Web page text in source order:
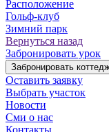
Расположение
Гольф-клуб
Зимний парк
Вернуться назад
Забронировать урок
Забронировать
Оставить заявку
Выбрать участок
Новости
Сми о нас
Контакты